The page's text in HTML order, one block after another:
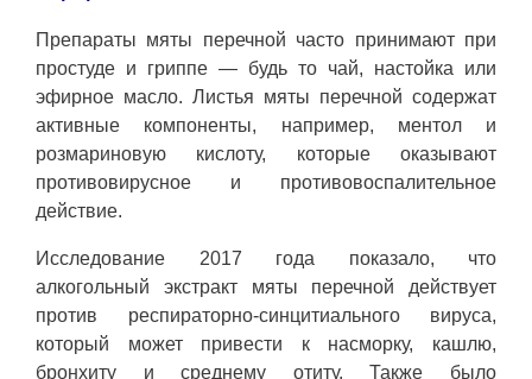
Препараты мяты перечной часто принимают при
простуде и гриппе — будь то чай, настойка или
эфирное масло. Листья мяты перечной содержат
активные компоненты, например, ментол и
розмариновую кислоту, которые оказывают
противовирусное и противовоспалительное
действие.
Исследование 2017 года показало, что
алкогольный экстракт мяты перечной действует
против респираторно-синцитиального вируса,
который может привести к насморку, кашлю,
бронхиту и среднему отиту. Также было